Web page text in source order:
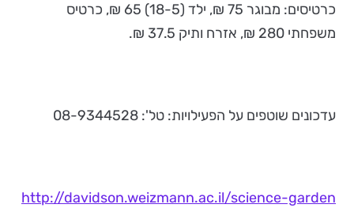
כרטיסים: מבוגר 75 ₪, ילד (18-5) 65 ₪, כרטיס
משפחתי 280 ₪, אזרח ותיק 37.5 ₪.
עדכונים שוטפים על הפעילויות: טל': 08-9344528
http://davidson.weizmann.ac.il/science-garden